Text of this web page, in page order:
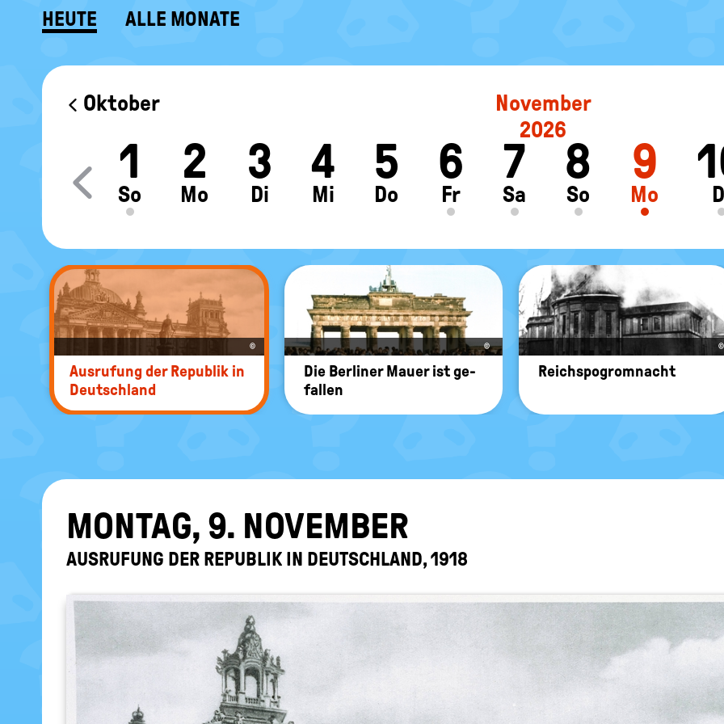
HEUTE ALLE MONATE
KALENDER
November
2026
Oktober
1
So
2
Mo
3
Di
4
Mi
5
Do
6
Fr
7
Sa
8
So
9
Mo
Move slider content left
©
Aus­ru­fung der Re­pu­blik in
Deutsch­land
©
Die Ber­li­ner Mauer ist ge­
fal­len
©
Reichs­po­grom­nacht
MON­TAG, 9. NO­VEM­BER
AUS­RU­FUNG DER RE­PU­BLIK IN DEUTSCH­LAND, 1918